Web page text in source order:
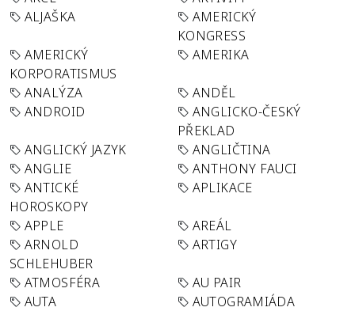
ALJAŠKA
AMERICKÝ
KONGRESS
AMERICKÝ
KORPORATISMUS
AMERIKA
ANALÝZA
ANDĚL
ANDROID
ANGLICKO-ČESKÝ
PŘEKLAD
ANGLICKÝ JAZYK
ANGLIČTINA
ANGLIE
ANTHONY FAUCI
ANTICKÉ
HOROSKOPY
APLIKACE
APPLE
AREÁL
ARNOLD
SCHLEHUBER
ARTIGY
ATMOSFÉRA
AU PAIR
AUTA
AUTOGRAMIÁDA